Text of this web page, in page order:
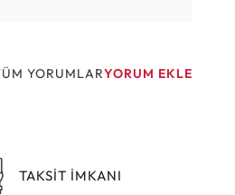
YORUMLARYORUM EKLE
TAKSİT İMKANI